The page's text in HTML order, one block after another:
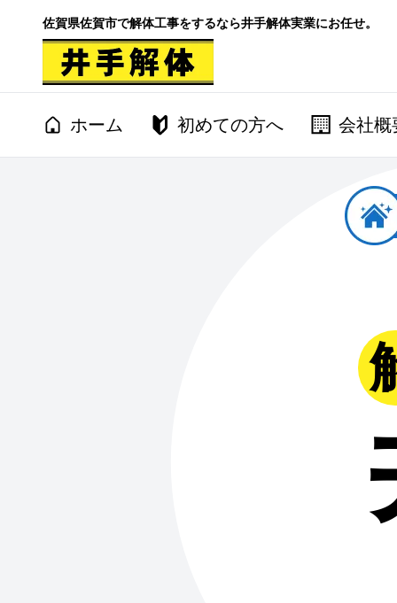
佐賀県佐賀市で解体工事をするなら井手解体実業にお任せ。
ホーム 初めての方へ 会社概